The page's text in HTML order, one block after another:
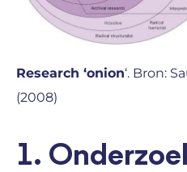
Research ‘onion‘. Bron:
(2008)
1.